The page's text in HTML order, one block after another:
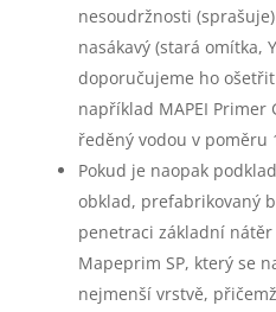
nesoudržnosti
nasákavý (stará omítka,
doporučujeme ho
například MAPEI Primer
ředěný vodou v poměru
Pokud je naopak
obklad, prefabrikovaný
penetraci základní nátěr
Mapeprim SP, který se
nejmenší vrstvě,